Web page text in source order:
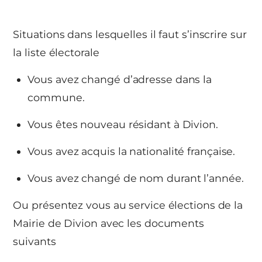
Situations dans lesquelles il faut s’inscrire sur
la liste électorale
Vous avez changé d’adresse dans la
commune.
Vous êtes nouveau résidant à Divion.
Vous avez acquis la nationalité française.
Vous avez changé de nom durant l’année.
Ou présentez vous au service élections de la
Mairie de Divion avec les documents
suivants